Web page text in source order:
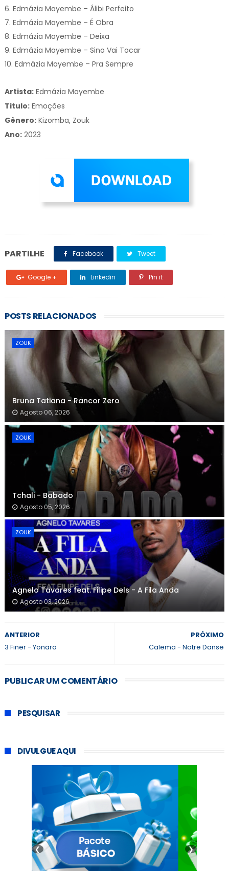
6. Edmázia Mayembe – Álibi Perfeito
7. Edmázia Mayembe – É Obra
8. Edmázia Mayembe – Deixa
9. Edmázia Mayembe – Sino Vai Tocar
10. Edmázia Mayembe – Pra Sempre
Artista:Edmázia Mayembe
Titulo:Emoções
Gênero: Kizomba, Zouk
Ano:2023
PARTILHE Facebook Tweet
Google + Linkedin Pin it
POSTS RELACIONADOS
ZOUK
Bruna Tatiana - Rancor Zero
Agosto 06, 2026
ZOUK
Tchali - Babado
Agosto 05, 2026
ZOUK
Agnelo Tavares feat. Filipe Dels - A Fila Anda
Agosto 03, 2026
PRÓXIMO
Calema - Notre Danse
ANTERIOR
3 Finer - Yonara
PUBLICAR UM COMENTÁRIO
PESQUISAR
DIVULGUE AQUI
❮ ❯